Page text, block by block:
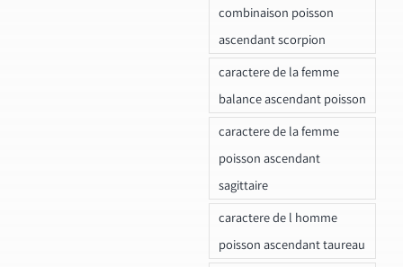
combinaison poisson
ascendant scorpion
caractere de la femme
balance ascendant poisson
caractere de la femme
poisson ascendant
sagittaire
caractere de l homme
poisson ascendant taureau